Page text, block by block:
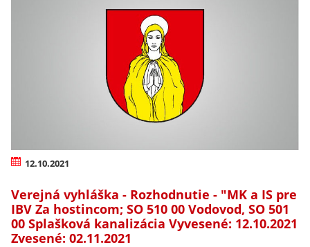
12.10.2021
Verejná vyhláška - Rozhodnutie - "MK a IS pre
IBV Za hostincom; SO 510 00 Vodovod, SO 501
00 Splašková kanalizácia Vyvesené: 12.10.2021
Zvesené: 02.11.2021